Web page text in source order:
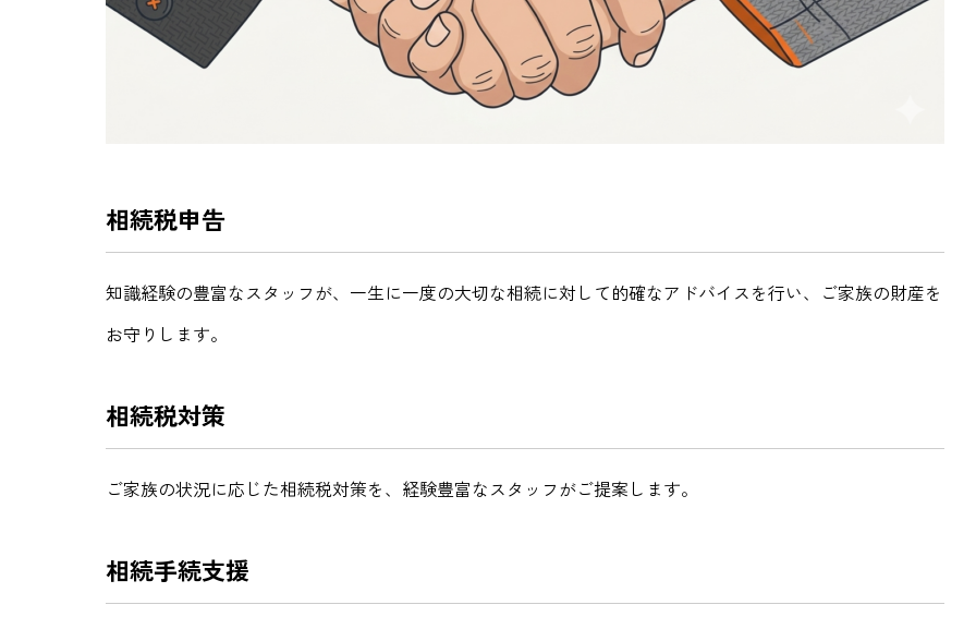
相続税申告
知識経験の豊富なスタッフが、一生に一度の大切な相続に対して的確なアドバイスを行い、ご家族の財産を
お守りします。
相続税対策
ご家族の状況に応じた相続税対策を、経験豊富なスタッフがご提案します。
相続手続支援